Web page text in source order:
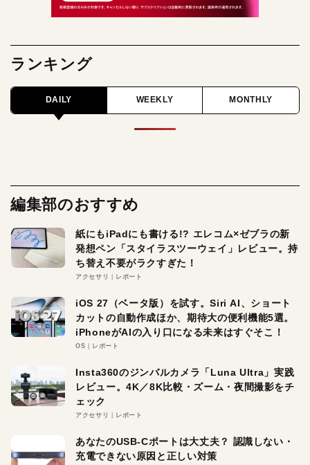
ランキング
DAILY WEEKLY MONTHLY
編集部のおすすめ
紙にもiPadにも書ける!? エレコム×ゼブラの新
発想ペン「スタイラスツーウェイ」レビュー。持
ち替え不要がラクすぎた！
アクセサリ レポート
iOS 27（ベータ版）を試す。Siri AI、ショート
カットの自動作成ほか、期待大の便利機能5選。
iPhoneがAIの入り口になる未来はすぐそこ！
OS レポート
Insta360のジンバルカメラ「Luna Ultra」実践
レビュー。4K／8K比較・ズーム・夜間撮影をチ
ェック
アクセサリ レポート
あなたのUSB-Cポートは大丈夫？ 認識しない・
充電できない原因と正しい対策